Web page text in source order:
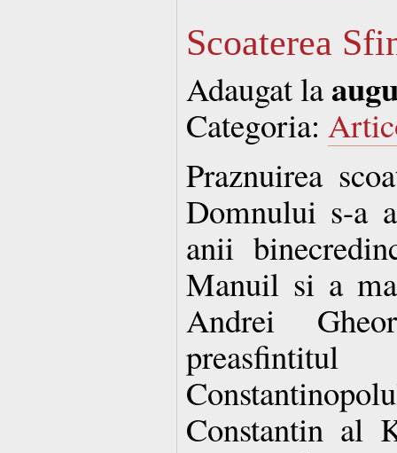
Scoaterea
Adaugat la
Categoria:
Praznuirea
Domnului s-a
anii
Manuil si a
Andrei
Constantin al